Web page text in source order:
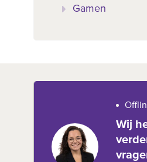
Gamen
Wij